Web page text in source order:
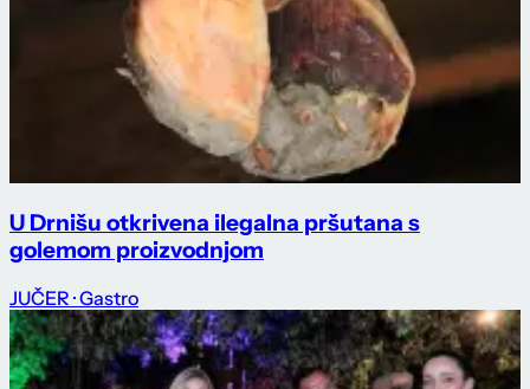
U Drnišu otkrivena ilegalna pršutana s
golemom proizvodnjom
JUČER · Gastro